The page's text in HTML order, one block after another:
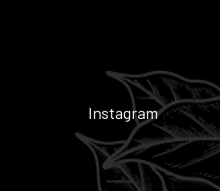
Instagram